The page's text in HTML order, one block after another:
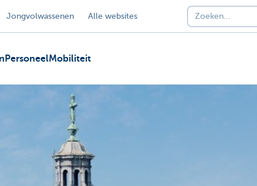
Jongvolwassenen Alle websites
PersoneelMobiliteit